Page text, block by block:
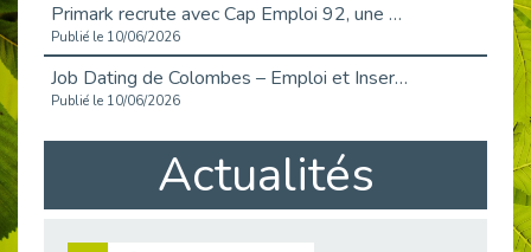
Primark recrute avec Cap Emploi 92, une matinée couronnée de succès !
Publié le 10/06/2026
Job Dating de Colombes – Emploi et Insertion
Publié le 10/06/2026
Aborder l'entretien et la situation de handicap en toute confiance
Publié le 09/06/2026
Retour sur l’atelier « Optimiser sa recherche d’emploi »
Actualités